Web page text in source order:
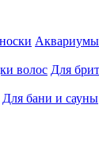
Аквариумы
волос Для
Для бани и сауны